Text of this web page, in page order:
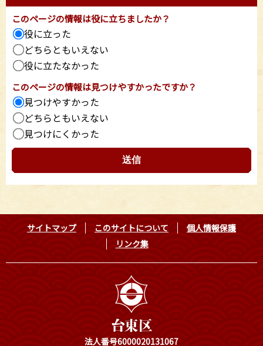
このページの情報は役に立ちましたか？
役に立った
どちらともいえない
役に立たなかった
このページの情報は見つけやすかったですか？
見つけやすかった
どちらともいえない
見つけにくかった
サイトマップ このサイトについて
個人情報保護
リンク集
法人番号6000020131067